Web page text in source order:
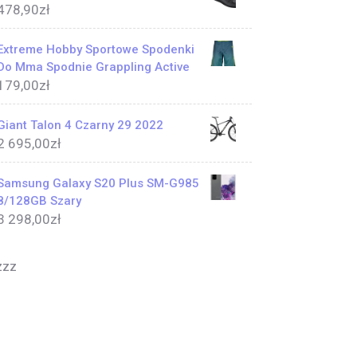
zł
Hobby Sportowe Spodenki
Mma Spodnie Grappling Active
zł
Talon 4 Czarny 29 2022
695,00zł
Galaxy S20 Plus SM-G985
128GB Szary
298,00zł